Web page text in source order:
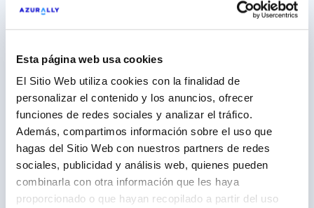
Esta página web usa cookies
El Sitio Web utiliza cookies con la finalidad de
personalizar el contenido y los anuncios, ofrecer
funciones de redes sociales y analizar el tráfico.
Además, compartimos información sobre el uso que
hagas del Sitio Web con nuestros partners de redes
sociales, publicidad y análisis web, quienes pueden
combinarla con otra información que les haya
proporcionado o que hayan recopilado a partir del uso
15 años construyendo junto a
Thermomix, una marca ‘aliada’
5 mayo 2026
Azurally, más de una década como partner
estratégico de Vorwerk España (Thermomix) Con